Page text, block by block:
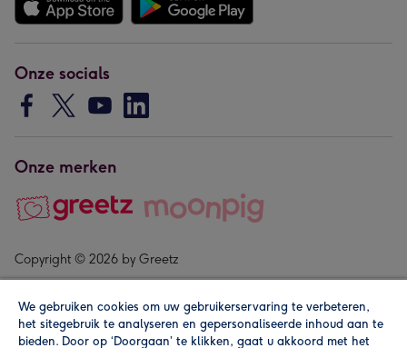
Onze socials
Onze merken
Copyright © 2026 by Greetz
We gebruiken cookies om uw gebruikerservaring te verbeteren,
het sitegebruik te analyseren en gepersonaliseerde inhoud aan te
bieden. Door op ‘Doorgaan’ te klikken, gaat u akkoord met het